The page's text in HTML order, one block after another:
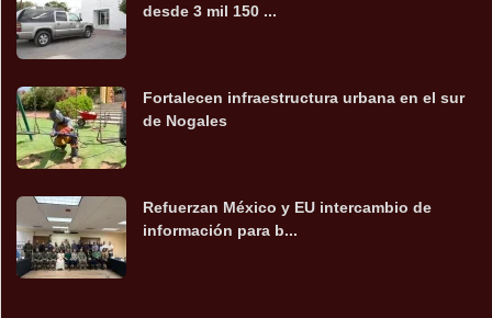
desde 3 mil 150 ...
Fortalecen infraestructura urbana en el sur
de Nogales
Refuerzan México y EU intercambio de
información para b...